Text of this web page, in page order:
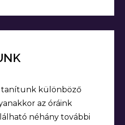
tanítunk különböző
az óráink
néhány további